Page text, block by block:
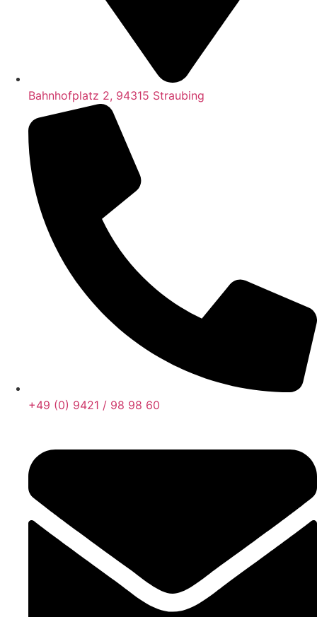
Bahnhofplatz 2, 94315 Straubing
+49 (0) 9421 / 98 98 60